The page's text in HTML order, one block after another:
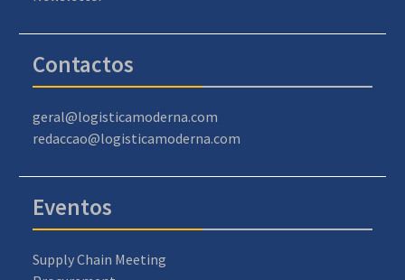
Contactos
geral@logisticamoderna.com
redaccao@logisticamoderna.com
Eventos
Supply Chain Meeting